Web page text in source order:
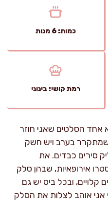
כמות: 6 מנות
רמת קושי: בינוני
אחד הסלטים שאני חוזר
בערב ויש חשק
סירים כבדים. את
אירופאיות, שבהן סלק
קלויים, ובכל ביס יש גם
אני אוהב לצלות את הסלק